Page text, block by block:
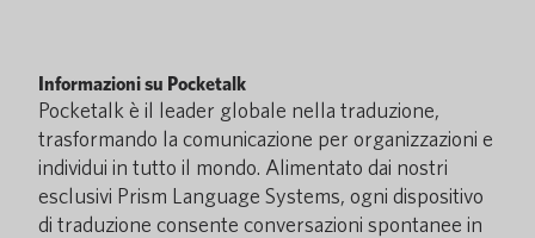
Informazioni su Pocketalk
Pocketalk è il leader globale nella traduzione,
trasformando la comunicazione per organizzazioni e
individui in tutto il mondo. Alimentato dai nostri
esclusivi Prism Language Systems, ogni dispositivo
di traduzione consente conversazioni spontanee in